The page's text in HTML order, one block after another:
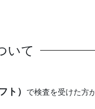
いて
ト） で検査を受けた方